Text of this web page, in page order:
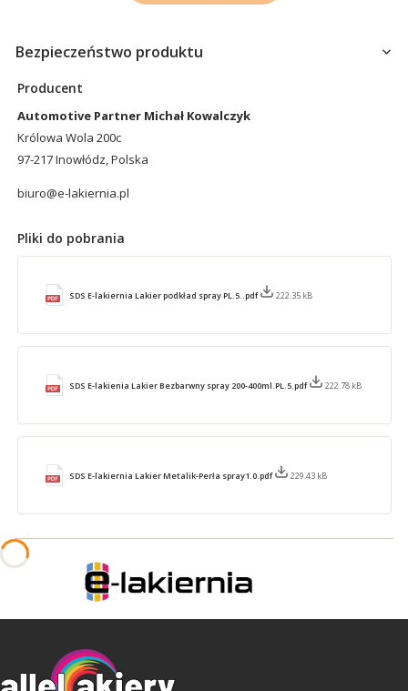
Bezpieczeństwo produktu
Producent
Automotive Partner Michał Kowalczyk
Królowa Wola 200c
97-217 Inowłódz, Polska
biuro@e-lakiernia.pl
Pliki do pobrania
SDS E-lakiernia Lakier podkład spray PL.5..pdf 222.35 kB
SDS E-lakienia Lakier Bezbarwny spray 200-400ml.PL.5.pdf 222.78 kB
SDS E-lakiernia Lakier Metalik-Perła spray1.0.pdf 229.43 kB